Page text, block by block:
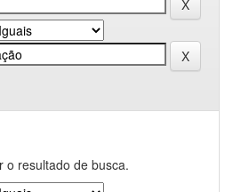
o resultado de busca.